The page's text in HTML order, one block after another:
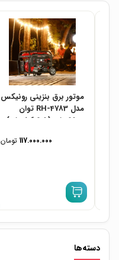
موتور برق بنزینی رونیکس
مدل RH-4783 توان
۶۵۰۰ وات (۶.۵ کیلووات)
تومان 117.000.000
دسته‌ها